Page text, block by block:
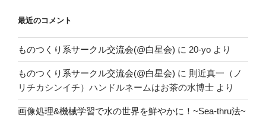
最近のコメント
ものつくり系サークル交流会(@白星会) に 20-yo より
ものつくり系サークル交流会(@白星会) に 則近真一（ノ
リチカシンイチ）ハンドルネームはお茶の水博士 より
画像処理&機械学習で水の世界を鮮やかに！~Sea-thru法~